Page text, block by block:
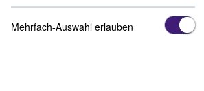
Mehrfach-Auswahl erlauben